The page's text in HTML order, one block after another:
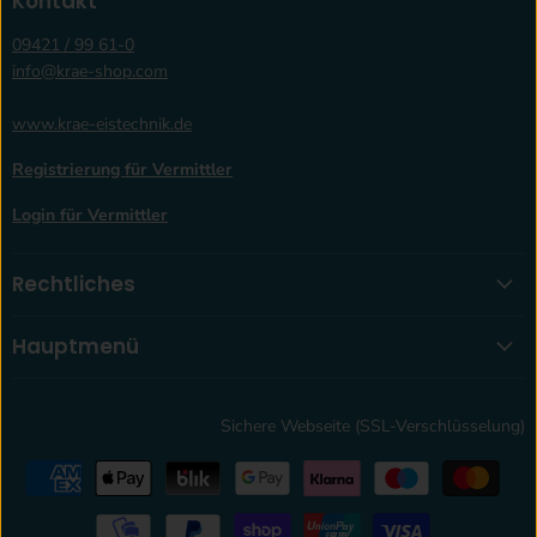
09421 / 99 61-0
info@krae-shop.com
www.krae-eistechnik.de
Registrierung für Vermittler
Login für Vermittler
Rechtliches
Hauptmenü
Sichere Webseite (SSL-Verschlüsselung)